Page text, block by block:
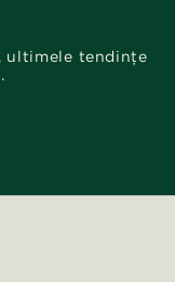
ultimele tendințe